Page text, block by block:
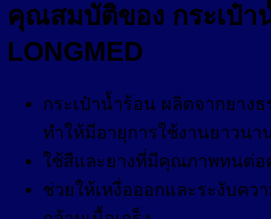
คุณสมบัติของ กระเป๋า
LONGMED
กระเป๋าน้ำร้อน ผลิตจากยาง
ทำให้มีอายุการใช้งานยาวนา
ใช้สีและยางที่มีคุณภาพทนต่อ
ช่วยให้เหงื่อออกและระงับคว